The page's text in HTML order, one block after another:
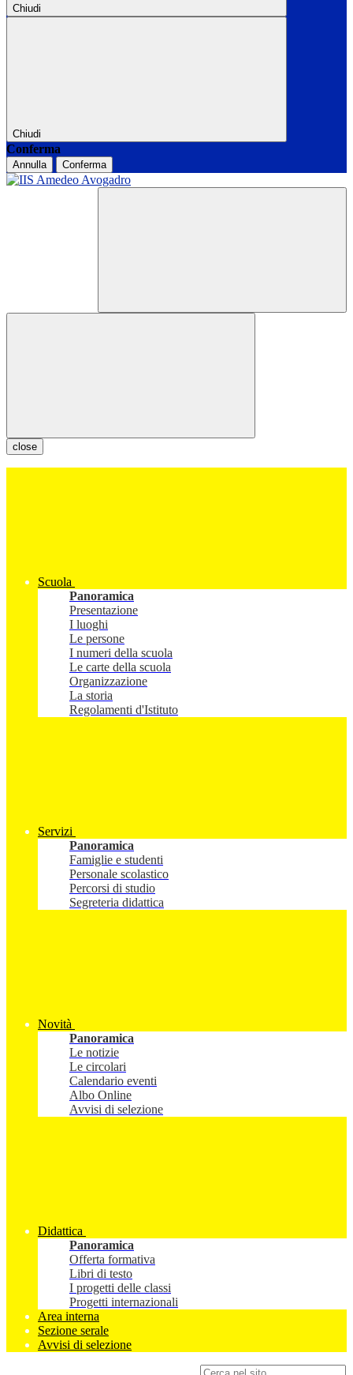
Chiudi
Chiudi
Conferma
Annulla Conferma
close
Scuola
Panoramica
Presentazione
I luoghi
Le persone
I numeri della scuola
Le carte della scuola
Organizzazione
La storia
Regolamenti d'Istituto
Servizi
Panoramica
Famiglie e studenti
Personale scolastico
Percorsi di studio
Segreteria didattica
Novità
Panoramica
Le notizie
Le circolari
Calendario eventi
Albo Online
Avvisi di selezione
Didattica
Panoramica
Offerta formativa
Libri di testo
I progetti delle classi
Progetti internazionali
Area interna
Sezione serale
Avvisi di selezione